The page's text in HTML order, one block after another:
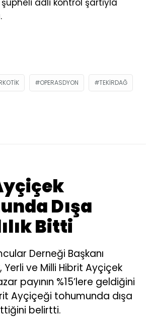
adli kontrol şartıyla
OPERASDYON TEKIRDAĞ
Dışa
Bitti
Derneği Başkanı
Yerli ve Milli Hibrit Ayçiçek
payının %15’lere geldiğini
Ayçiçeği tohumunda dışa
belirtti.